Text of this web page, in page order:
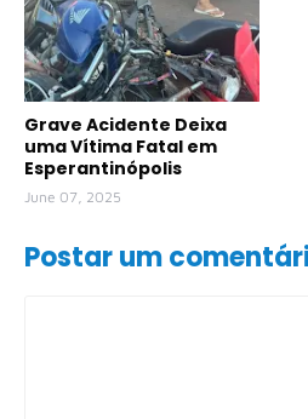
Grave Acidente Deixa
uma Vítima Fatal em
Esperantinópolis
June 07, 2025
Postar um